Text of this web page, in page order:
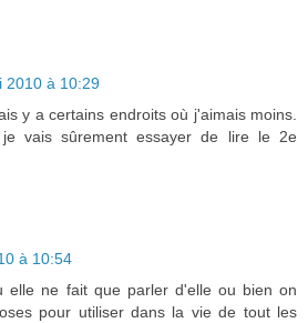
2010 à 10:29
y a certains endroits où j'aimais moins.
vais sûrement essayer de lire le 2e
à 10:54
elle ne fait que parler d'elle ou bien on
pour utiliser dans la vie de tout les